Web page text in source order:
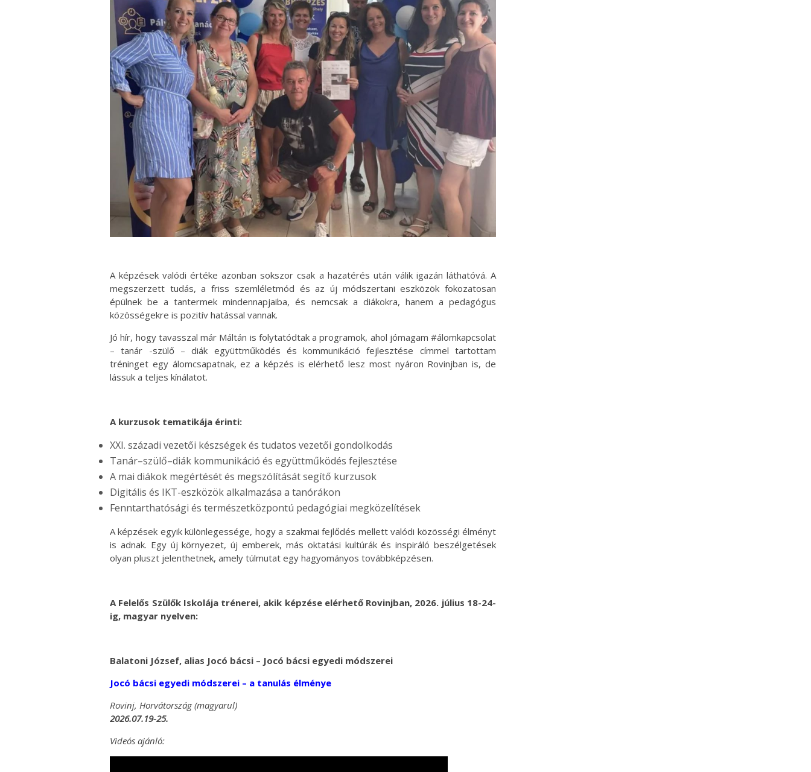
A képzések valódi értéke azonban sokszor csak a hazatérés után válik igazán láthatóvá. A
megszerzett tudás, a friss szemléletmód és az új módszertani eszközök fokozatosan
épülnek be a tantermek mindennapjaiba, és nemcsak a diákokra, hanem a pedagógus
közösségekre is pozitív hatással vannak.
Jó hír, hogy tavasszal már Máltán is folytatódtak a programok, ahol jómagam #álomkapcsolat
– tanár -szülő – diák együttműködés és kommunikáció fejlesztése címmel tartottam
tréninget egy álomcsapatnak, ez a képzés is elérhető lesz most nyáron Rovinjban is, de
lássuk a teljes kínálatot.
A kurzusok tematikája érinti:
XXI. századi vezetői készségek és tudatos vezetői gondolkodás
Tanár–szülő–diák kommunikáció és együttműködés fejlesztése
A mai diákok megértését és megszólítását segítő kurzusok
Digitális és IKT-eszközök alkalmazása a tanórákon
Fenntarthatósági és természetközpontú pedagógiai megközelítések
A képzések egyik különlegessége, hogy a szakmai fejlődés mellett valódi közösségi élményt
is adnak. Egy új környezet, új emberek, más oktatási kultúrák és inspiráló beszélgetések
olyan pluszt jelenthetnek, amely túlmutat egy hagyományos továbbképzésen.
A Felelős Szülők Iskolája trénerei, akik képzése elérhető Rovinjban, 2026. július 18-24-
ig, magyar nyelven:
Balatoni József, alias Jocó bácsi – Jocó bácsi egyedi módszerei
Jocó bácsi egyedi módszerei – a tanulás élménye
Rovinj, Horvátország (magyarul)
2026.07.19-25.
Videós ajánló: